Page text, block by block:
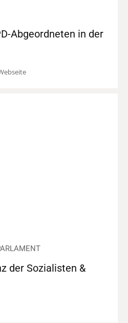
Abgeordneten in der
der Sozialisten &